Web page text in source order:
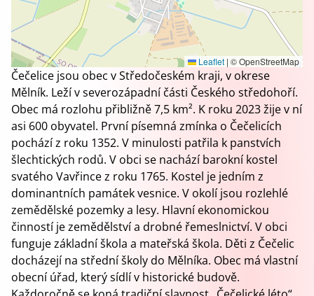
Leaflet | © OpenStreetMap
Čečelice jsou obec v Středočeském kraji, v okrese
Mělník. Leží v severozápadní části Českého středohoří.
Obec má rozlohu přibližně 7,5 km². K roku 2023 žije v ní
asi 600 obyvatel. První písemná zmínka o Čečelicích
pochází z roku 1352. V minulosti patřila k panstvích
šlechtických rodů. V obci se nachází barokní kostel
svatého Vavřince z roku 1765. Kostel je jedním z
dominantních památek vesnice. V okolí jsou rozlehlé
zemědělské pozemky a lesy. Hlavní ekonomickou
činností je zemědělství a drobné řemeslnictví. V obci
funguje základní škola a mateřská škola. Děti z Čečelic
docházejí na střední školy do Mělníka. Obec má vlastní
obecní úřad, který sídlí v historické budově.